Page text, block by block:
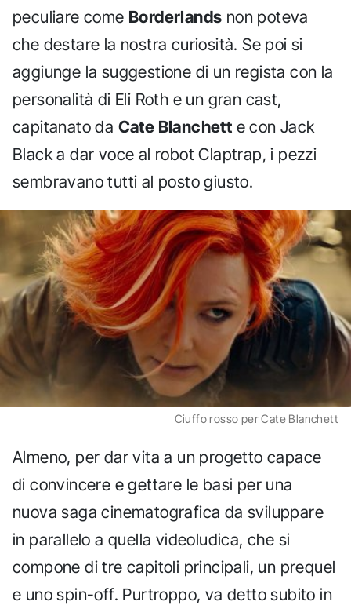
peculiare come Borderlands non poteva
che destare la nostra curiosità. Se poi si
aggiunge la suggestione di un regista con la
personalità di Eli Roth e un gran cast,
capitanato da Cate Blanchett e con Jack
Black a dar voce al robot Claptrap, i pezzi
sembravano tutti al posto giusto.
Ciuffo rosso per Cate Blanchett
Almeno, per dar vita a un progetto capace
di convincere e gettare le basi per una
nuova saga cinematografica da sviluppare
in parallelo a quella videoludica, che si
compone di tre capitoli principali, un prequel
e uno spin-off. Purtroppo, va detto subito in